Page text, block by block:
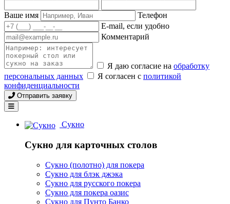
Ваше имя
Телефон
E-mail, если удобно
Комментарий
Я даю согласие на обработку
персональных данных
Я согласен с политикой
конфиденциальности
Отправить заявку
Сукно
Сукно для карточных столов
Сукно (полотно) для покера
Сукно для блэк джэка
Сукно для русского покера
Сукно для покера оазис
Сукно для Пунто Банко